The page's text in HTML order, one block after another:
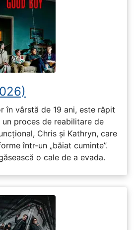
în vârstă de 19 ani, este răpit
proces de reabilitare de
Chris și Kathryn, care
într-un „băiat cuminte”.
o cale de a evada.